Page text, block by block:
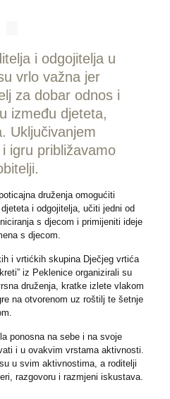
i odgojitelja u
vrlo važna jer
za dobar odnos i
između djeteta,
Uključivanjem
igru približavamo
druženja omogućiti
i odgojitelja, učiti jedni od
s djecom i primijeniti ideje
s djecom.
i vrtićkih skupina Dječjeg vrtića
iz Peklenice organizirali su
druženja, kratke izlete vlakom
na otvorenom uz roštilj te šetnje
ponosna na sebe i na svoje
i u ovakvim vrstama aktivnosti.
u svim aktivnostima, a roditelji
razgovoru i razmjeni iskustava.